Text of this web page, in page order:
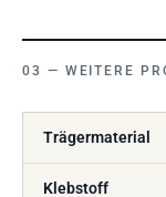
WEITERE
Trägermaterial
Klebstoff